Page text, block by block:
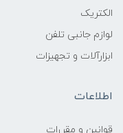
الکتریک
لوازم جانبی تلفن
ابزارآلات و تجهیزات
اطلاعات
قوانين و مقررات